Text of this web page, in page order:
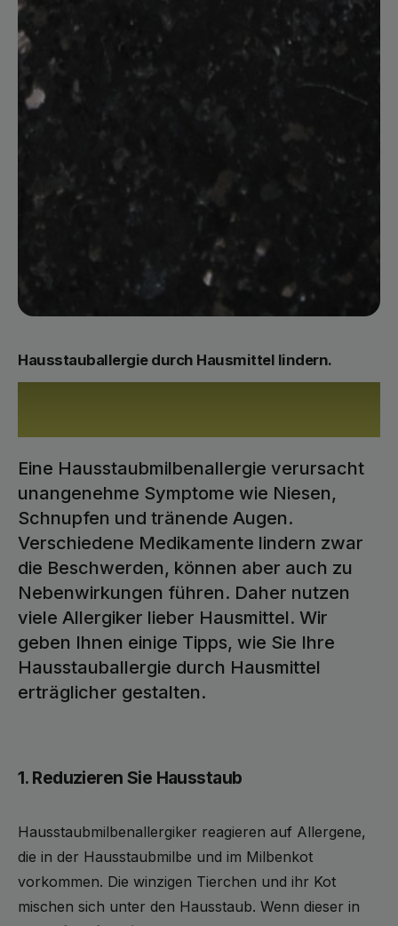
Hausstauballergie durch Hausmittel lindern.
Eine Hausstaubmilbenallergie verursacht
unangenehme Symptome wie Niesen,
Schnupfen und tränende Augen.
Verschiedene Medikamente lindern zwar
die Beschwerden, können aber auch zu
Nebenwirkungen führen. Daher nutzen
viele Allergiker lieber Hausmittel. Wir
geben Ihnen einige Tipps, wie Sie Ihre
Hausstauballergie durch Hausmittel
erträglicher gestalten.
1. Reduzieren Sie Hausstaub
Hausstaubmilbenallergiker reagieren auf Allergene,
die in der Hausstaubmilbe und im Milbenkot
vorkommen. Die winzigen Tierchen und ihr Kot
mischen sich unter den Hausstaub. Wenn dieser in